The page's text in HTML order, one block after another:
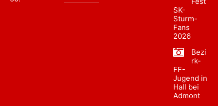
SK-
Sturm-
Fans
2026
Bezi
rk-
FF-
Jugend in
Hall bei
Admont